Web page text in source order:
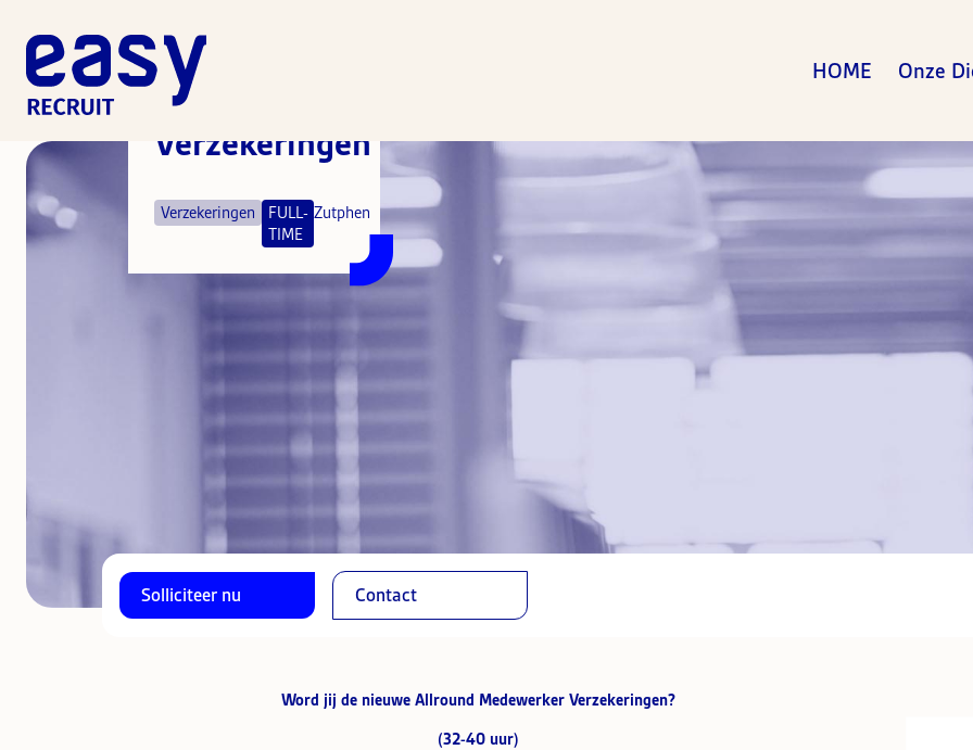
HOME Onze
Allround
Medewerker
Verzekeringen
Verzekeringen
FULL-
TIME
Zutphen
Solliciteer nu Contact
Word jij de nieuwe Allround Medewerker Verzekeringen?
(32-40 uur)